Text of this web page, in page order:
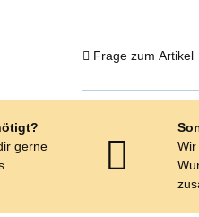
Frage zum Artikel
gerne